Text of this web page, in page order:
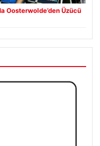
Oosterwolde’den Üzücü